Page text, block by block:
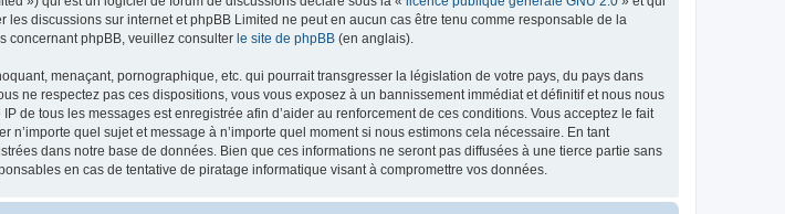
discussions sur internet et phpBB Limited ne peut en aucun cas être tenu comme responsable de la
concernant phpBB, veuillez consulter le site de phpBB (en anglais).
menaçant, pornographique, etc. qui pourrait transgresser la législation de votre pays, du pays dans
ne respectez pas ces dispositions, vous vous exposez à un bannissement immédiat et définitif et nous nous
de tous les messages est enregistrée afin d’aider au renforcement de ces conditions. Vous acceptez le fait
quel sujet et message à n’importe quel moment si nous estimons cela nécessaire. En tant
dans notre base de données. Bien que ces informations ne seront pas diffusées à une tierce partie sans
en cas de tentative de piratage informatique visant à compromettre vos données.